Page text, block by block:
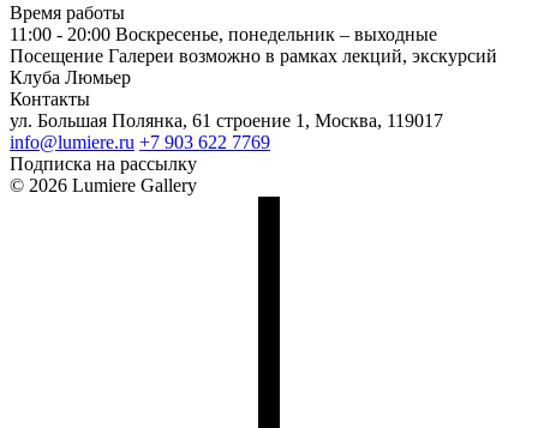
Время работы
11:00 - 20:00 Воскресенье, понедельник – выходные
Посещение Галереи возможно в рамках лекций, экскурсий
Клуба Люмьер
Контакты
ул. Большая Полянка, 61 строение 1, Москва, 119017
info@lumiere.ru +7 903 622 7769
Подписка на рассылку
© 2026 Lumiere Gallery